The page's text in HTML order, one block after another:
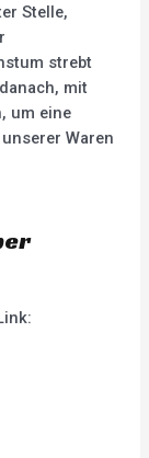
Stelle,
strebt
danach, mit
um eine
Waren